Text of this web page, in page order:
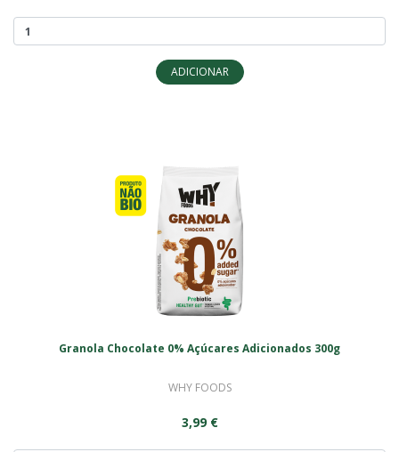
ADICIONAR
Granola Chocolate 0% Açúcares Adicionados 300g
WHY FOODS
3,99 €